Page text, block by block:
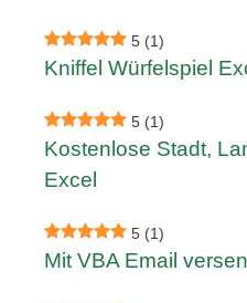
5 (1)
Kniffel Würfelspiel
5 (1)
Kostenlose Stadt,
Excel
5 (1)
Mit VBA Email